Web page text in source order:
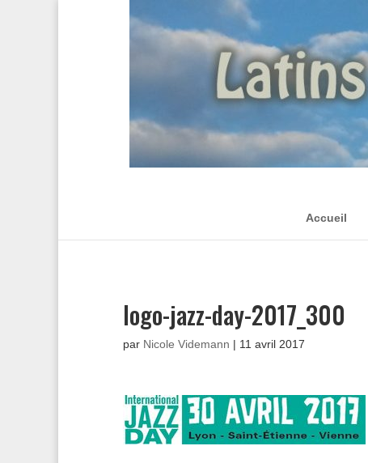
Accueil
logo-jazz-day-2017_300
par Nicole Videmann | 11 avril 2017